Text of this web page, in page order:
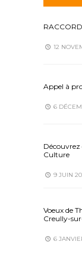
12
Appel à
6
Découvrez
Culture
9 JUIN
Voeux de
Creully-
6